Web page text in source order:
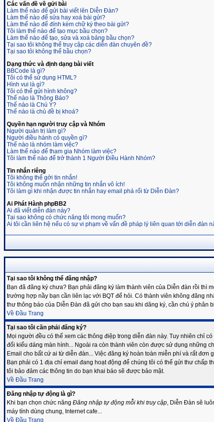
Các vấn đề về gửi bài
Làm thế nào để gửi bài viết lên Diễn Đàn?
Làm thế nào để sửa hay xoá bài gửi?
Làm thế nào để đính kèm chữ ký theo bài gửi?
Tôi làm thế nào để tạo mục bầu chọn?
Làm thế nào để tạo, sửa và xoá bảng bầu chọn?
Tại sao tôi không thể truy cập các diễn đàn chuyên đề?
Tại sao tôi không thể bầu chọn?
Dạng thức và định dạng bài viết
BBCode là gì?
Tôi có thể sử dụng HTML?
Hình vui là gì?
Tôi có thể gửi hình không?
Thế nào là Thông Báo?
Thế nào là Chú Ý?
Thế nào là chủ đề bị khoá?
Quyền hạn người truy cập và Nhóm
Người quản trị làm gì?
Người điều hành có quyền gì?
Thế nào là nhóm làm việc?
Làm thế nào để tham gia Nhóm làm việc?
Tôi làm thế nào để trở thành 1 Người Điều Hành Nhóm?
Tin nhắn riêng
Tôi không thể gởi tin nhắn!
Tôi không muốn nhận những tin nhắn vô ích!
Tôi làm gì khi nhận được tin nhắn hay email phá rối từ Diễn Đàn?
Ai Phát Hành phpBB2
Ai đã viết diễn đàn này?
Tại sao không có chức năng tôi mong muốn?
Ai tôi cần liên hệ nếu có sự vi phạm về vấn đề pháp lý liên quan tới diễn đàn
Tại sao tôi không thể đăng nhập?
Bạn đã đăng ký chưa? Bạn phải đăng ký làm thành viên của Diễn đàn rồi thì
trường hợp nầy bạn cần liên lạc với BQT để hỏi. Có thành viên không đăng
thư thông báo của Diễn Đàn đã gửi cho bạn sau khi dăng ký, cần chú ý phân
Về Đầu Trang
Tại sao tôi cần phải đăng ký?
Mọi người đều có thể xem các thông điệp trong diễn đàn này. Tuy nhiên chỉ
đổi kiểu dáng màn hình... Ngoài ra còn thành viên còn được sử dụng những
Email cho bất cứ ai từ diễn đàn... Việc đăng ký hoàn toàn miễn phí và rất
Bạn phải có 1 địa chỉ email đang hoạt động để chúng tôi có thể gửi thư chấp
tôi bảo đảm các thông tin do bạn khai báo sẽ được bảo mật.
Về Đầu Trang
Đăng nhập tự động là gì?
Khi bạn chọn chức năng Đăng nhập tự động mỗi khi truy cập, Diễn Đàn sẽ
máy tính dùng chung, Internet cafe...
Về Đầu Trang